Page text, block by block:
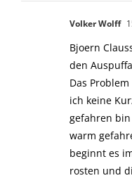
Volker Wolff
Bjoern
den
Das
ich keine
gefahren
warm
beginnt es
rosten und